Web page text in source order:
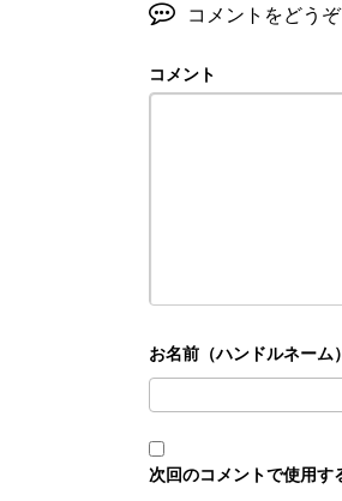
コメントをどうぞ
コメント
次回のコメントで使用す